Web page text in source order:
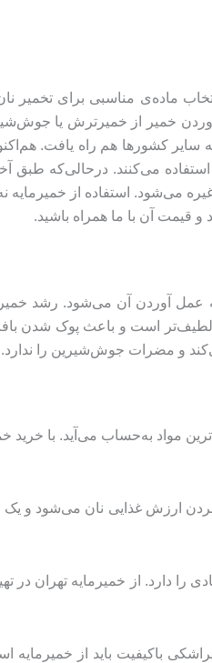
ماده‌ی مناسبی برای
خمیر از خمیرترش یا
سایر کشورها هم راه یافت.
می‌کنند. درحالی‌که طبق
می‌شود. استفاده از خمیرمایه
و قیمت آن با ما همراه باشید.
آوردن آن می‌شود. رشد
و لطیف‌تر است و باعث پوک
و مضرات جوش‌شیرین را ندارد.
مواد به‌حساب می‌آید. با خرید
بردن ارزش غذایی نان می‌شود و
دارد. از خمیرمایه تهران در
باکیفیت باید از